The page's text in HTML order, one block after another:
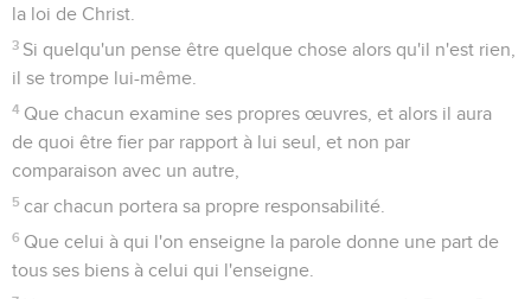
la loi de Christ.
3 Si quelqu'un pense être quelque chose alors qu'il n'est rien,
il se trompe lui-même.
4 Que chacun examine ses propres œuvres, et alors il aura
de quoi être fier par rapport à lui seul, et non par
comparaison avec un autre,
5 car chacun portera sa propre responsabilité.
6 Que celui à qui l'on enseigne la parole donne une part de
tous ses biens à celui qui l'enseigne.